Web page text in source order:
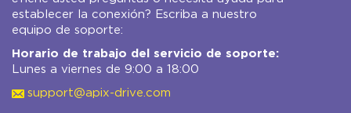
establecer la conexión? Escriba a nuestro
equipo de soporte:
Horario de trabajo del servicio de soporte:
Lunes a viernes de 9:00 a 18:00
support@apix-drive.com